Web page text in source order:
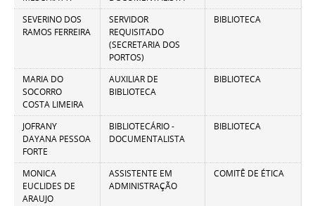
SEVERINO DOS
RAMOS FERREIRA
SERVIDOR
REQUISITADO
(SECRETARIA DOS
PORTOS)
BIBLIOTECA
MARIA DO
SOCORRO
COSTA LIMEIRA
AUXILIAR DE
BIBLIOTECA
BIBLIOTECA
JOFRANY
DAYANA PESSOA
FORTE
BIBLIOTECÁRIO -
DOCUMENTALISTA
BIBLIOTECA
MONICA
EUCLIDES DE
ARAUJO
ASSISTENTE EM
ADMINISTRAÇÃO
COMITÊ DE ÉTICA